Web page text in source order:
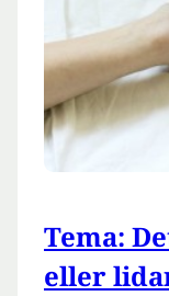
Tema:
eller